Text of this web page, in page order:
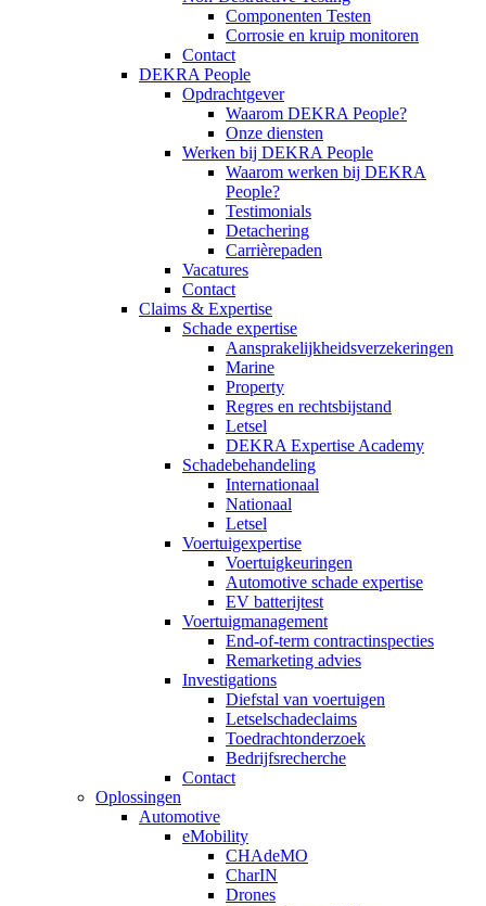
Componenten Testen
Corrosie en kruip monitoren
Contact
DEKRA People
Opdrachtgever
Waarom DEKRA People?
Onze diensten
Werken bij DEKRA People
Waarom werken bij DEKRA
People?
Testimonials
Detachering
Carrièrepaden
Vacatures
Contact
Claims & Expertise
Schade expertise
Aansprakelijkheidsverzekeringen
Marine
Property
Regres en rechtsbijstand
Letsel
DEKRA Expertise Academy
Schadebehandeling
Internationaal
Nationaal
Letsel
Voertuigexpertise
Voertuigkeuringen
Automotive schade expertise
EV batterijtest
Voertuigmanagement
End-of-term contractinspecties
Remarketing advies
Investigations
Diefstal van voertuigen
Letselschadeclaims
Toedrachtonderzoek
Bedrijfsrecherche
Contact
Oplossingen
Automotive
eMobility
CHAdeMO
CharIN
Drones